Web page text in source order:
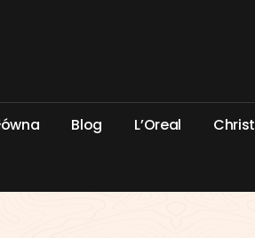
ówna Blog L’Oreal Christ